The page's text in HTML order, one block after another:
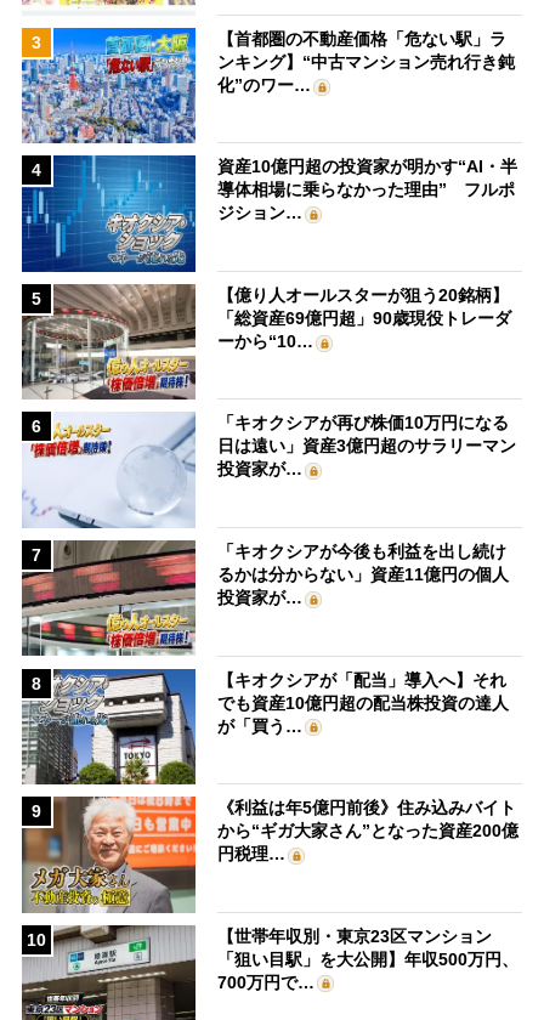
3
【首都圏の不動産価格「危ない駅」ラ
ンキング】“中古マンション売れ行き鈍
化”のワー…
4
資産10億円超の投資家が明かす“AI・半
導体相場に乗らなかった理由” フルポ
ジション…
5
【億り人オールスターが狙う20銘柄】
「総資産69億円超」90歳現役トレーダ
ーから“10…
6
「キオクシアが再び株価10万円になる
日は遠い」資産3億円超のサラリーマン
投資家が…
7
「キオクシアが今後も利益を出し続け
るかは分からない」資産11億円の個人
投資家が…
8
【キオクシアが「配当」導入へ】それ
でも資産10億円超の配当株投資の達人
が「買う…
9
《利益は年5億円前後》住み込みバイト
から“ギガ大家さん”となった資産200億
円税理…
10
【世帯年収別・東京23区マンション
「狙い目駅」を大公開】年収500万円、
700万円で…